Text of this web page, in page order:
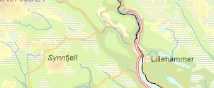
Pilegrimsbua ved Okstjønna
Samatun